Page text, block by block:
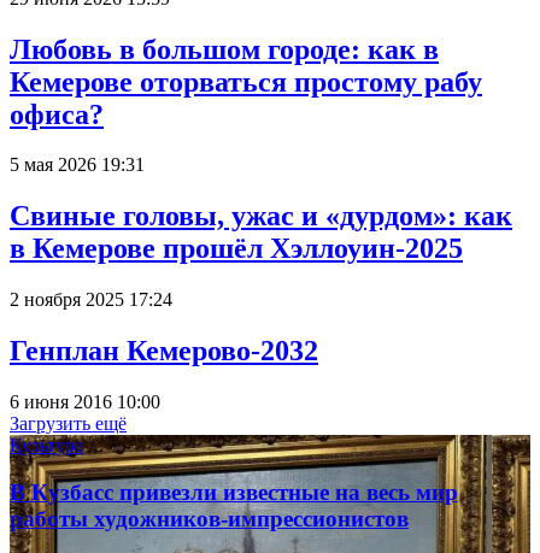
Любовь в большом городе: как в
Кемерове оторваться простому рабу
офиса?
5 мая 2026 19:31
Свиные головы, ужас и «дурдом»: как
в Кемерове прошёл Хэллоуин-2025
2 ноября 2025 17:24
Генплан Кемерово-2032
6 июня 2016 10:00
Загрузить ещё
Культура
В Кузбасс привезли известные на весь мир
работы художников-импрессионистов